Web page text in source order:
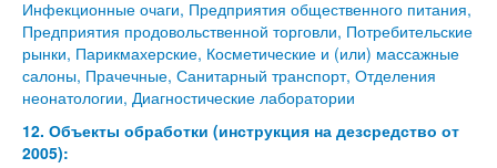
Инфекционные очаги, Предприятия общественного питания,
Предприятия продовольственной торговли, Потребительские
рынки, Парикмахерские, Косметические и (или) массажные
салоны, Прачечные, Санитарный транспорт, Отделения
неонатологии, Диагностические лаборатории
12. Объекты обработки (инструкция на дезсредство от
2005):